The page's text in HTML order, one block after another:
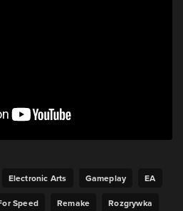
Electronic Arts Gameplay
EA
Speed Remake
Rozgrywka